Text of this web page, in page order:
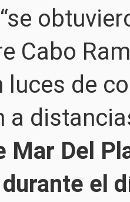
Cabo
luces de
a
Mar Del
el